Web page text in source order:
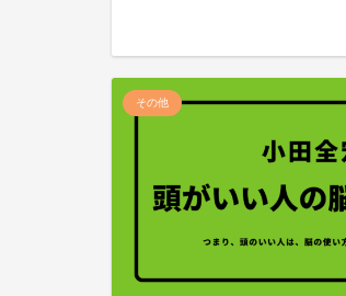
その他